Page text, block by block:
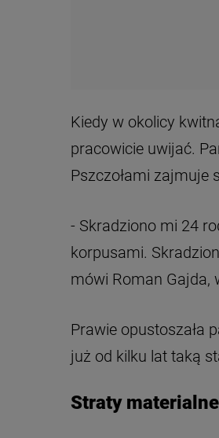
Kiedy w okolicy
pracowicie uwijać.
Pszczołami zajmuje
- Skradziono mi 24
korpusami.
mówi Roman Gajda,
Prawie opustoszała
już od kilku lat taką
Straty